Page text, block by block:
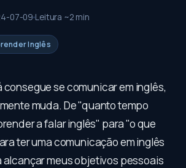
07-09 Leitura ~2 min
Inglês
consegue se comunicar em inglês,
muda. De "quanto tempo
a falar inglês" para "o que
ter uma comunicação em inglês
alcançar meus objetivos pessoais